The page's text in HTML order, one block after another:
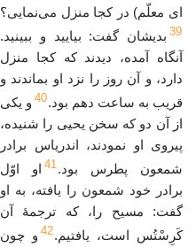
ای معلّم) در کجا منزل می‌نمایی؟
39 بدیشان گفت: بیایید و ببینید.
آنگاه آمده، دیدند که کجا منزل
دارد، و آن روز را نزد او بماندند و
قریب به ساعت دهم بود.40 و یکی
از آن دو که سخن یحیی را شنیده،
پیروی او نمودند، اندریاس برادر
شمعون پطرس بود.41 او اوّل
برادر خود شمعون را یافته، به او
گفت: مسیح را، که ترجمهٔ آن
کَرِسْتُس است، یافتیم.42 و چون